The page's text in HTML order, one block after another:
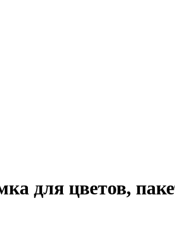
цветов,